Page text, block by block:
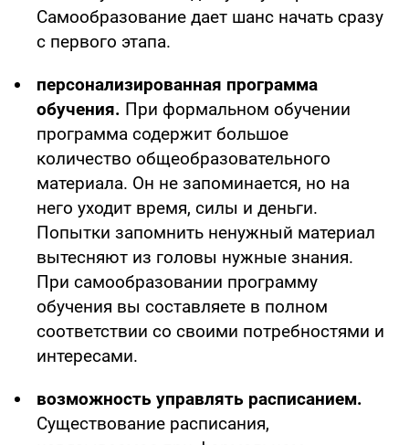
Самообразование дает шанс начать сразу
с первого этапа.
персонализированная программа
обучения. При формальном обучении
программа содержит большое
количество общеобразовательного
материала. Он не запоминается, но на
него уходит время, силы и деньги.
Попытки запомнить ненужный материал
вытесняют из головы нужные знания.
При самообразовании программу
обучения вы составляете в полном
соответствии со своими потребностями и
интересами.
возможность управлять расписанием.
Существование расписания,